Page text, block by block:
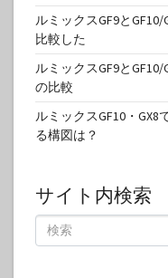
ルミックスGF9と
比較した
ルミックスGF9と
の比較
ルミックスGF10・
る構図は？
サイト内検索